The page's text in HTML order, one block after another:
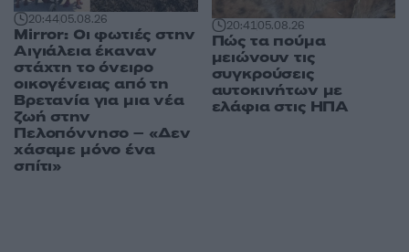
20:4405.08.26
Mirror: Οι φωτιές στην
Αιγιάλεια έκαναν
στάχτη το όνειρο
οικογένειας από τη
Βρετανία για μια νέα
ζωή στην
Πελοπόννησο – «Δεν
χάσαμε μόνο ένα
σπίτι»
20:4105.08.26
Πώς τα πούμα
μειώνουν τις
συγκρούσεις
αυτοκινήτων με
ελάφια στις ΗΠΑ